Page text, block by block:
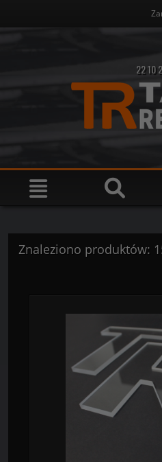
22 10
Znaleziono produktów: